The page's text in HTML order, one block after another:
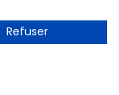
des
dans la
Refuser